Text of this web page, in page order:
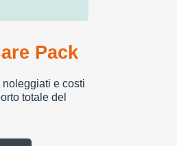
Pack
e costi
totale del